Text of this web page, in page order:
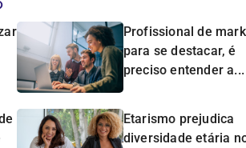
Profissional de
para se destacar, é
preciso entender a...
Etarismo prejudica
diversidade etária